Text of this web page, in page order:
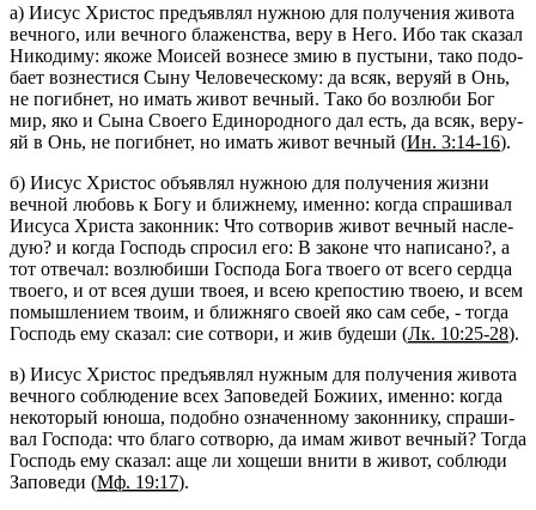
а) Иисус Хри­стос предъ­яв­лял нуж­ною для по­лу­че­ния жи­во­та
веч­но­го, или веч­но­го бла­жен­ства, веру в Него. Ибо так ска­зал
Ни­ко­ди­му: якоже Мо­и­сей воз­не­се змию в пу­сты­ни, тако по­до­
ба­ет воз­не­сти­ся Сыну Че­ло­ве­че­ско­му: да всяк, ве­ру­яй в Онь,
не по­гиб­нет, но имать живот веч­ный. Тако бо воз­лю­би Бог
мир, яко и Сына Сво­е­го Еди­но­род­но­го дал есть, да всяк, ве­ру­
яй в Онь, не по­гиб­нет, но имать живот веч­ный (Ин. 3:14-16).
б) Иисус Хри­стос объ­яв­лял нуж­ною для по­лу­че­ния жизни
веч­ной лю­бовь к Богу и ближ­не­му, имен­но: когда спра­ши­вал
Иису­са Хри­ста за­кон­ник: Что со­тво­рив живот веч­ный на­сле­
дую? и когда Гос­подь спро­сил его: В за­коне что на­пи­са­но?, а
тот от­ве­чал: воз­лю­би­ши Гос­по­да Бога тво­е­го от всего серд­ца
тво­е­го, и от всея души твоея, и всею кре­по­стию твоею, и всем
по­мыш­ле­ни­ем твоим, и ближ­ня­го своей яко сам себе, - тогда
Гос­подь ему ска­зал: сие со­тво­ри, и жив бу­де­ши (Лк. 10:25-28).
в) Иисус Хри­стос предъ­яв­лял нуж­ным для по­лу­че­ния жи­во­та
веч­но­го со­блю­де­ние всех За­по­ве­дей Бо­жи­их, имен­но: когда
неко­то­рый юноша, по­доб­но озна­чен­но­му за­кон­ни­ку, спра­ши­
вал Гос­по­да: что благо со­тво­рю, да имам живот веч­ный? Тогда
Гос­подь ему ска­зал: аще ли хо­ще­ши внити в живот, со­блю­ди
За­по­ве­ди (Мф. 19:17).